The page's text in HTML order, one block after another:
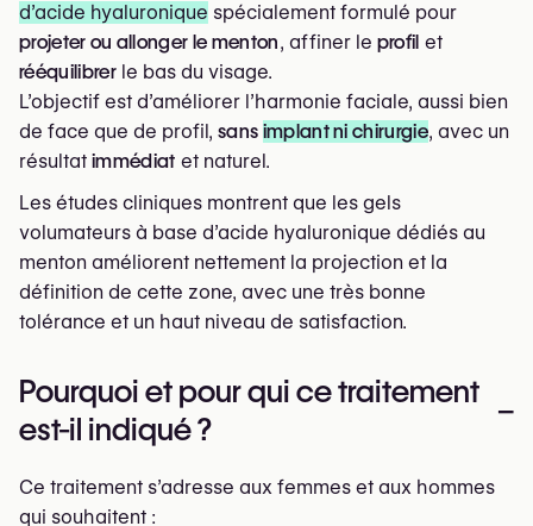
d’acide hyaluronique spécialement formulé pour
projeter ou allonger le menton, affiner le profil et
rééquilibrerle bas du visage.
L’objectif est d’améliorer l’harmonie faciale, aussi bien
de face que de profil, sans implant ni chirurgie, avec un
résultat immédiat et naturel.
Les études cliniques montrent que les gels
volumateurs à base d’acide hyaluronique dédiés au
menton améliorent nettement la projection et la
définition de cette zone, avec une très bonne
tolérance et un haut niveau de satisfaction.
Pourquoi et pour qui ce traitement
est-il indiqué ?
–
Ce traitement s’adresse aux femmes et aux hommes
qui souhaitent :